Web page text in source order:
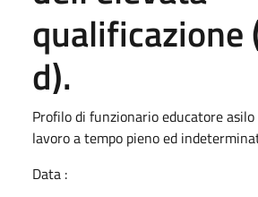
qualificazione
d).
Profilo di funzionario educatore
lavoro a tempo pieno ed
Data :